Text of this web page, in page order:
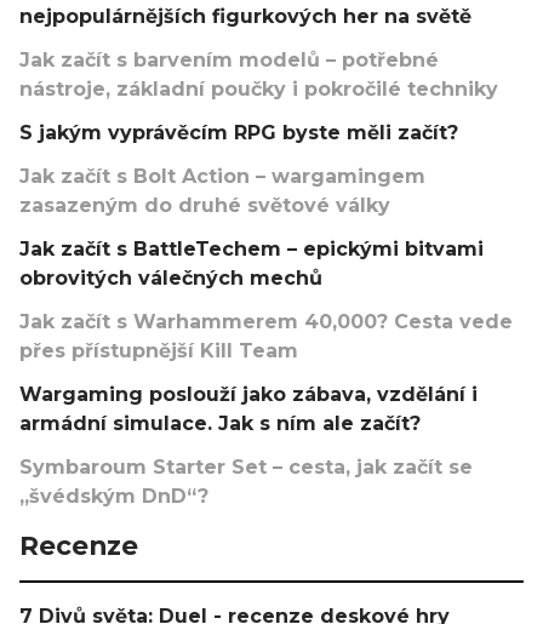
nejpopulárnějších figurkových her na světě
Jak začít s barvením modelů – potřebné
nástroje, základní poučky i pokročilé techniky
S jakým vyprávěcím RPG byste měli začít?
Jak začít s Bolt Action – wargamingem
zasazeným do druhé světové války
Jak začít s BattleTechem – epickými bitvami
obrovitých válečných mechů
Jak začít s Warhammerem 40,000? Cesta vede
přes přístupnější Kill Team
Wargaming poslouží jako zábava, vzdělání i
armádní simulace. Jak s ním ale začít?
Symbaroum Starter Set – cesta, jak začít se
„švédským DnD“?
Recenze
7 Divů světa: Duel - recenze deskové hry